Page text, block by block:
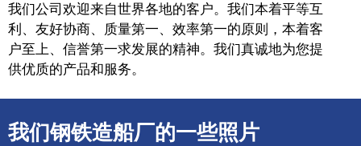
我们公司欢迎来自世界各地的客户。我们本着平等互
利、友好协商、质量第一、效率第一的原则，本着客
户至上、信誉第一求发展的精神。我们真诚地为您提
供优质的产品和服务。
我们钢铁造船厂的一些照片